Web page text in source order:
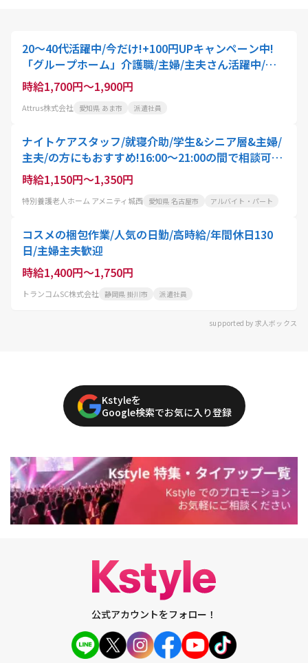
20～40代活躍中/今だけ!+100円UPキャンペーン中!
「グループホーム」介護職/主婦/主夫さん活躍中/時
給1,700円～/あま市のグループホームで生活全般のサ
ポート 週2日～勤務可 残業なし マイカー通勤OK シフ
ト自由 平日のみOK
時給1,700円～1,900円
Attrus株式会社 愛知県 あま市 派遣社員
ナイトケアスタッフ/就寝介助/学生&シニア層&主婦/
主夫/の方にもおすすめ!16:00～21:00の間で相談可
能/勤務は週3日以上で可能
時給1,150円～1,350円
特別養護老人ホーム アメニティ城西 愛知県 名古屋市 アルバイト・パート
コスメの梱包作業/人気の日勤/高時給/年間休日130
日/主婦主夫歓迎
時給1,400円～1,750円
トランコムSC株式会社 静岡県 掛川市 派遣社員
supported by 求人ボックス
Kstyleを
Google検索でお気に入り登録
公式アカウントをフォロー！